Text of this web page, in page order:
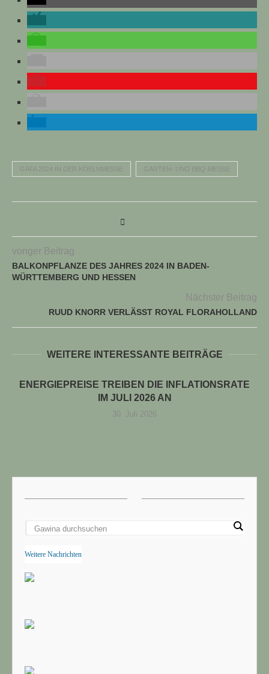
GAFA 2024 IN DER KÖELNMESSE GARTEN- UND BBQ-MESSE
voriger Beitrag
BALKONPFLANZE DES JAHRES 2024 IN BADEN-
WÜRTTEMBERG UND HESSEN
Nächster Beitrag
RUUD KNORR VERLÄSST ROYAL FLORAHOLLAND
WEITERE INTERESSANTE BEITRÄGE
ENERGIEPREISE TREIBEN DIE INFLATIONSRATE
IM JULI 2026 AN
30. Juli 2026
Weitere Nachrichten